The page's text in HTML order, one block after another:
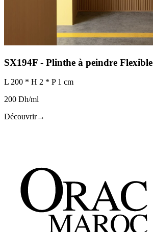
SX194F - Plinthe à peindre Flexible
L 200 * H 2 * P 1 cm
200 Dh/ml
Découvrir→